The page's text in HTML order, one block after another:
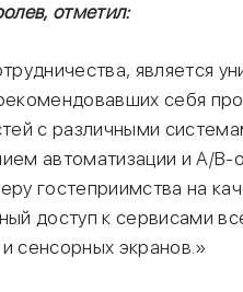
отметил:
является
себя
с различными
автоматизации и А/
гостеприимства на
доступ к сервисами
сенсорных экранов.»